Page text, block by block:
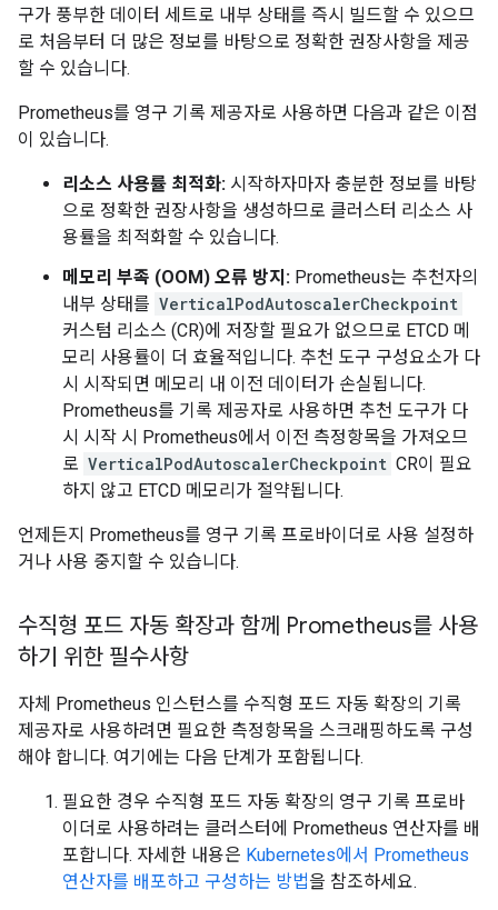
구가 풍부한 데이터 세트로 내부 상태를 즉시 빌드할 수 있으므
로 처음부터 더 많은 정보를 바탕으로 정확한 권장사항을 제공
할 수 있습니다.
Prometheus를 영구 기록 제공자로 사용하면 다음과 같은 이점
이 있습니다.
리소스 사용률 최적화: 시작하자마자 충분한 정보를 바탕
으로 정확한 권장사항을 생성하므로 클러스터 리소스 사
용률을 최적화할 수 있습니다.
메모리 부족 (OOM) 오류 방지: Prometheus는 추천자의
내부 상태를 VerticalPodAutoscalerCheckpoint
커스텀 리소스 (CR)에 저장할 필요가 없으므로 ETCD 메
모리 사용률이 더 효율적입니다. 추천 도구 구성요소가 다
시 시작되면 메모리 내 이전 데이터가 손실됩니다.
Prometheus를 기록 제공자로 사용하면 추천 도구가 다
시 시작 시 Prometheus에서 이전 측정항목을 가져오므
로 VerticalPodAutoscalerCheckpoint CR이 필요
하지 않고 ETCD 메모리가 절약됩니다.
언제든지 Prometheus를 영구 기록 프로바이더로 사용 설정하
거나 사용 중지할 수 있습니다.
수직형 포드 자동 확장과 함께 Prometheus를 사용
하기 위한 필수사항
자체 Prometheus 인스턴스를 수직형 포드 자동 확장의 기록
제공자로 사용하려면 필요한 측정항목을 스크래핑하도록 구성
해야 합니다. 여기에는 다음 단계가 포함됩니다.
필요한 경우 수직형 포드 자동 확장의 영구 기록 프로바
이더로 사용하려는 클러스터에 Prometheus 연산자를 배
포합니다. 자세한 내용은 Kubernetes에서 Prometheus
연산자를 배포하고 구성하는 방법을 참조하세요.